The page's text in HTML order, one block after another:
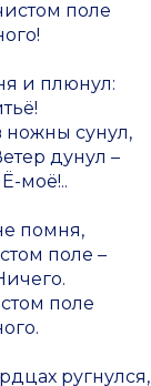
поле
и плюнул:
ножны сунул,
дунул –
моё!..
помня,
поле –
поле
ругнулся,